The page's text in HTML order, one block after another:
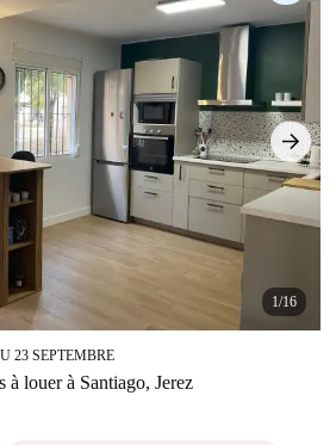
1/16
23 SEPTEMBRE
à louer à Santiago, Jerez